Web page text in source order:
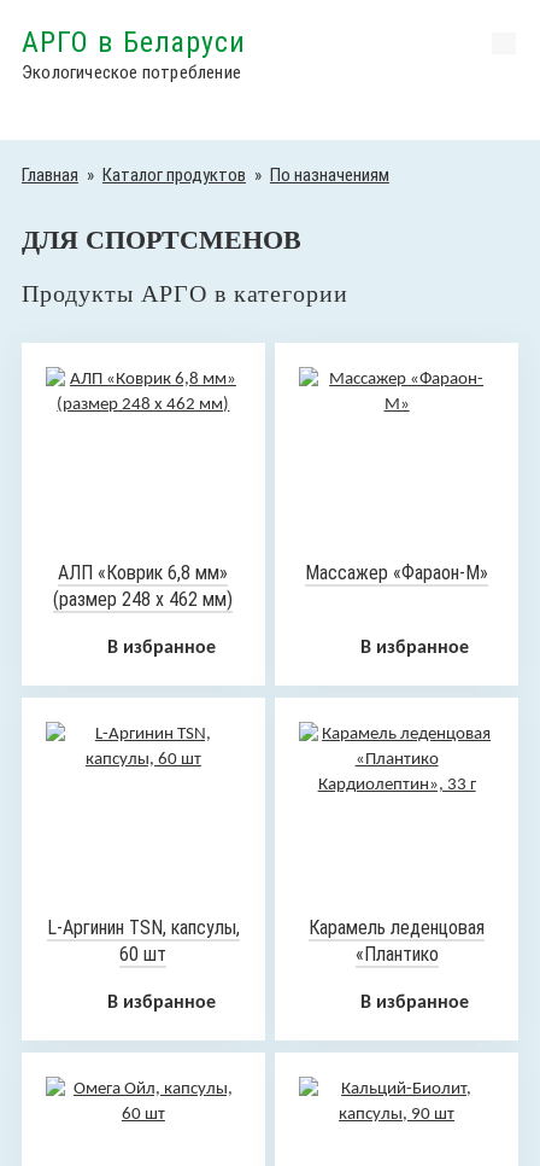
АРГО в Беларуси
Экологическое потребление
Главная » Каталог продуктов » По назначениям
ДЛЯ СПОРТСМЕНОВ
Продукты АРГО в категории
АЛП «Коврик 6,8 мм»
(размер 248 х 462 мм)
В избранное
Массажер «Фараон-М»
В избранное
L-Аргинин TSN, капсулы,
60 шт
В избранное
Карамель леденцовая
«Плантико
В избранное